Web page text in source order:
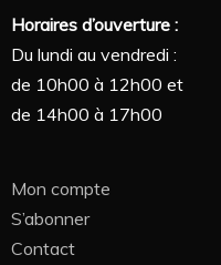
Horaires d’ouverture :
Du lundi au vendredi :
de 10h00 à 12h00 et
de 14h00 à 17h00
Mon compte
S’abonner
Contact